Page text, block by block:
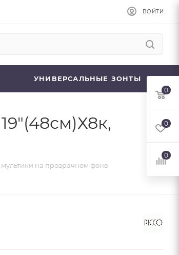
ВОЙТИ
УНИВЕРСАЛЬНЫЕ ЗОНТЫ
мультики на прозрачном фоне
0
0
0